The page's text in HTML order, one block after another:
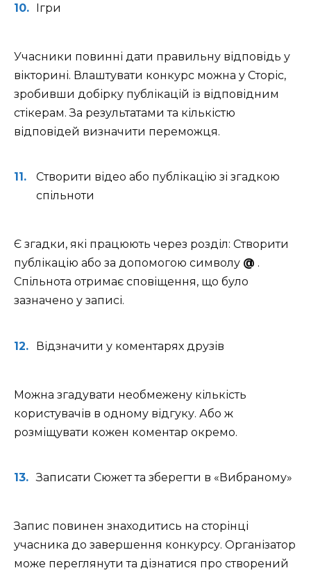
Ігри
Учасники повинні дати правильну відповідь у
вікторині. Влаштувати конкурс можна у Сторіс,
зробивши добірку публікацій із відповідним
стікерам. За результатами та кількістю
відповідей визначити переможця.
Створити відео або публікацію зі згадкою
спільноти
Є згадки, які працюють через розділ: Створити
публікацію або за допомогою символу @ .
Спільнота отримає сповіщення, що було
зазначено у записі.
Відзначити у коментарях друзів
Можна згадувати необмежену кількість
користувачів в одному відгуку. Або ж
розміщувати кожен коментар окремо.
Записати Сюжет та зберегти в «Вибраному»
Запис повинен знаходитись на сторінці
учасника до завершення конкурсу. Організатор
може переглянути та дізнатися про створений